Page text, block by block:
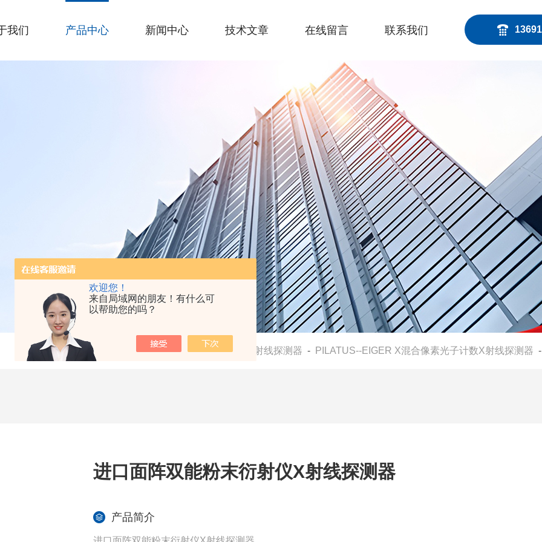
欢迎您！
来自局域网的朋友！有什么可
以帮助您的吗？
我们 产品中心 新闻中心 技术文章 在线留言 联系我们
当前位置： -产品中心-混合光子计数X射线探测器 - PILATUS--EIGER X混合像素光子计数X射线探测器 -
进口面阵双能粉末衍射仪X射线探测器
产品简介